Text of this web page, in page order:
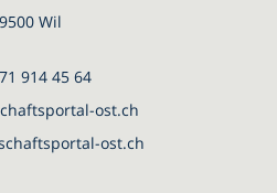
9500 Wil
914 45 64
ost.ch
ost.ch